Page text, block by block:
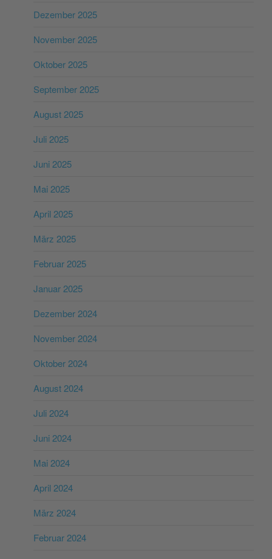
Dezember 2025
November 2025
Oktober 2025
September 2025
August 2025
Juli 2025
Juni 2025
Mai 2025
April 2025
März 2025
Februar 2025
Januar 2025
Dezember 2024
November 2024
Oktober 2024
August 2024
Juli 2024
Juni 2024
Mai 2024
April 2024
März 2024
Februar 2024